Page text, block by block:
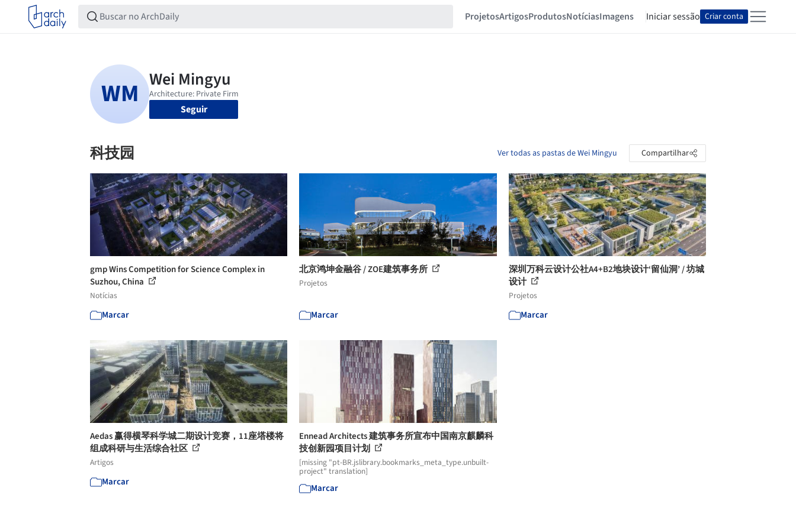
ProjetosArtigosProdutosNotíciasImagens Iniciar sessão Criar conta
Seguir
科技园 Ver todas as pastas de Wei Mingyu Compartilhar
gmp Wins Competition for Science Complex in
Suzhou, China
Notícias
Marcar
北京鸿坤金融谷 / ZOE建筑事务所
Projetos
Marcar
深圳万科云设计公社A4+B2地块设计‘留仙洞’ / 坊城
设计
Projetos
Marcar
Aedas 赢得横琴科学城二期设计竞赛，11座塔楼将
组成科研与生活综合社区
Artigos
Marcar
Ennead Architects 建筑事务所宣布中国南京麒麟科
技创新园项目计划
[missing "pt-BR.jslibrary.bookmarks_meta_type.unbuilt-
project" translation]
Marcar